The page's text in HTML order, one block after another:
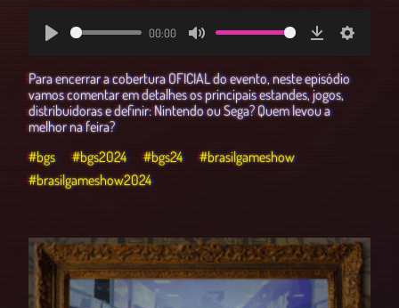
00:00
Para encerrar a cobertura OFICIAL do evento, neste episódio
vamos comentar em detalhes os principais estandes, jogos,
distribuidoras e definir: Nintendo ou Sega? Quem levou a
melhor na feira?
#bgs
#bgs2024 #bgs24
#brasilgameshow
#brasilgameshow2024